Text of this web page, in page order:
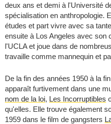
deux ans et demi à l'Université
spécialisation en anthropologie.
études et part vivre avec sa
ensuite à Los Angeles avec son
l'UCLA et joue dans de
travaille comme mannequin et
De la fin des années 1950 à la
apparaît furtivement dans une
nom de la loi, Les Incorruptibles
qu'elles. Elle trouve également
1959 dans le film de gangsters